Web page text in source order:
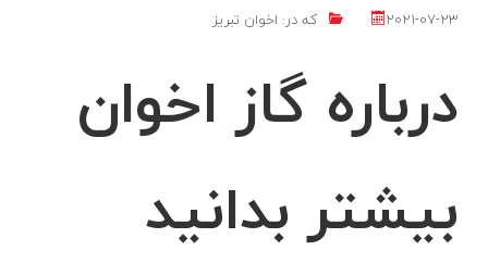
2021-07-23 که در: اخوان تبریز
درباره گاز اخوان
بیشتر بدانید